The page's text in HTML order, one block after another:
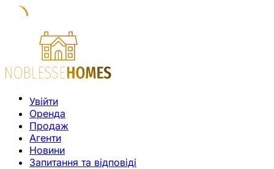
Увійти
Оренда
Продаж
Агенти
Новини
Запитання та відповіді